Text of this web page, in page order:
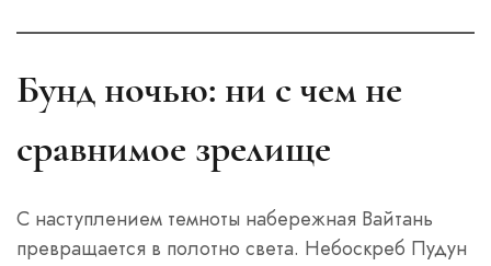
Бунд ночью: ни с чем не
сравнимое зрелище
С наступлением темноты набережная Вайтань
превращается в полотно света. Небоскреб Пудун